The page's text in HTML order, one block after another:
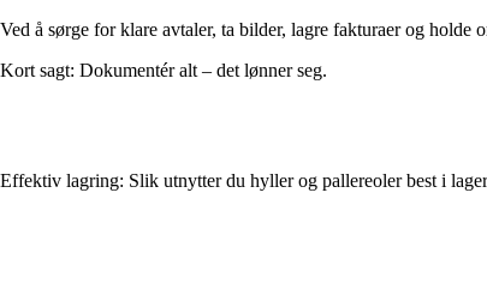
Ved å sørge for klare avtaler, ta bilder, lagre fakturaer og holde
Kort sagt: Dokumentér alt – det lønner seg.
Effektiv lagring: Slik utnytter du hyller og pallereoler best i